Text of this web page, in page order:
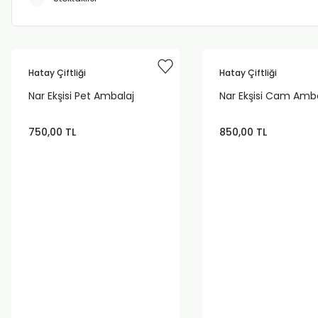
Hatay Çiftliği
Nar Ekşisi Pet Ambalaj
750,00 TL
Hatay Çiftliği
Nar Ekşisi Cam
850,00 TL